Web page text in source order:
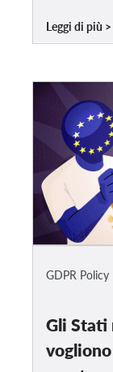
Leggi di più
GDPR Policy
Gli Stati